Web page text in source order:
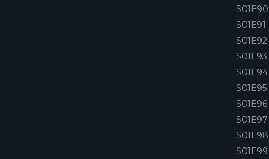
S01E90
S01E91
S01E92
S01E93
S01E94
S01E95
S01E96
S01E97
S01E98
S01E99